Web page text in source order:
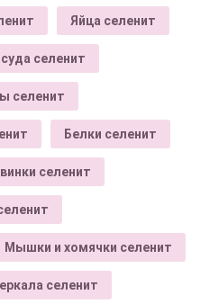
Яйца селенит
селенит
селенит
Белки селенит
селенит
Мышки и хомячки селенит
селенит